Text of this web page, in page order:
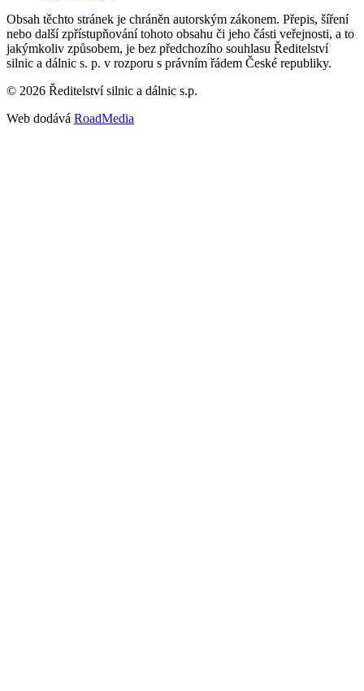
Obsah těchto stránek je chráněn autorským zákonem. Přepis, šíření
nebo další zpřístupňování tohoto obsahu či jeho části veřejnosti, a to
jakýmkoliv způsobem, je bez předchozího souhlasu Ředitelství
silnic a dálnic s. p. v rozporu s právním řádem České republiky.
© 2026 Ředitelství silnic a dálnic s.p.
Web dodává RoadMedia